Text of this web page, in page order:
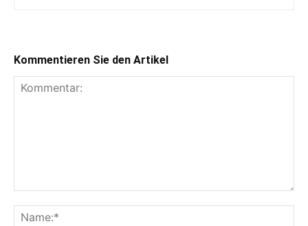
Kommentieren Sie den Artikel